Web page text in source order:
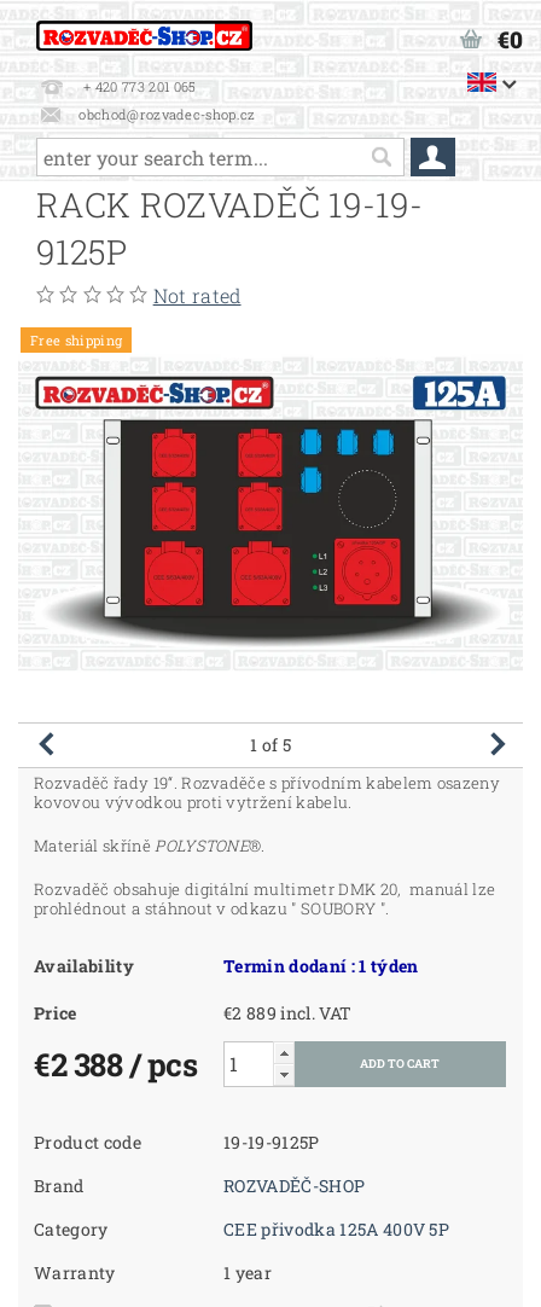
+ 420 773 201 065
obchod@rozvadec-shop.cz
€0
RACK ROZVADĚČ 19-19-
9125P
Not rated
Free shipping
1 of 5
Rozvaděč řady 19“. Rozvaděče s přívodním kabelem osazeny
kovovou vývodkou proti vytržení kabelu.
Materiál skříněPOLYSTONE®.
Rozvaděč obsahuje digitální multimetr DMK 20, manuál lze
prohlédnout a stáhnout v odkazu " SOUBORY ".
Availability Termin dodaní : 1 týden
Price €2 889 incl. VAT
€2 388/ pcs
Product code
19-19-9125P
Brand
ROZVADĚČ-SHOP
Category
CEE přivodka 125A 400V 5P
Warranty
1 year